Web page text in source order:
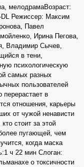
мелодрамаВозраст:
Режиссер: Максим
Павел
Ирина Пегова,
Владимир Сычев,
в тени,
психологическую
самых разных
пользователей
перерастает в
отношения, карьеры
от чужой ненависти
стоит за этой
пугающей, чем
когда маска
ч 22 мин Слоган:
о токсичности